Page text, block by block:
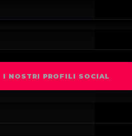
I NOSTRI PROFILI SOCIAL